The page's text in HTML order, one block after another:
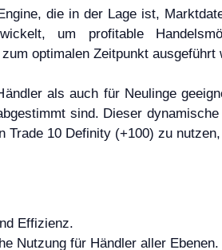
die in der Lage ist,
um profitable
optimalen Zeitpunkt ausgeführt
als auch für Neulinge
sind. Dieser
10 Definity (+100) zu
Effizienz.
Nutzung für Händler aller Ebenen.